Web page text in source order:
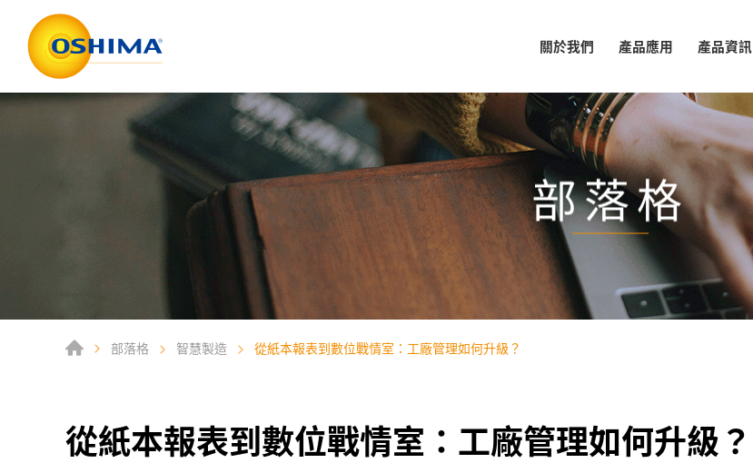
關於我們 產品應用 產品資訊
部落格
部落格 智慧製造 從紙本報表到數位戰情室：工廠管理如何升級？
從紙本報表到數位戰情室：工廠管理如何升級？